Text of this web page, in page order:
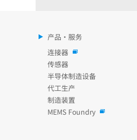
产品・服务
连接器
传感器
半导体制造设备
代工生产
制造装置
MEMS Foundry